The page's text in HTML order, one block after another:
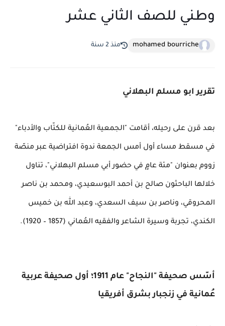
وطني للصف الثاني عشر
mohamed bourriche منذ 2 سنة
تقرير ابو مسلم البهلاني
بعد قرن على رحيله، أقامت "الجمعية العُمانية للكتّاب والأدباء"
في مسقط مساء أول أمس الجمعة ندوة افتراضية عبر منصّة
زووم بعنوان "مئة عامٍ في حضور أبي مسلم البهلاني"، تناول
خلالها الباحثون صالح بن أحمد البوسعيدي، ومحمد بن ناصر
المحروقي، وناصر بن سيف السعدي، وعبد الله بن خميس
الكندي، تجربة وسيرة الشاعر والفقيه العُماني (1857 – 1920).
أسّس صحيفة "النجاح" عام 1911؛ أول صحيفة عربية
عُمانية في زنجبار بشرق أفريقيا